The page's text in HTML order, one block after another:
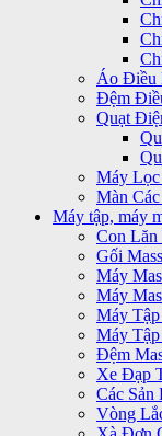
Áo Điều
Đệm
Quạt
Máy
Màn
Máy tập, máy
Con Lăn
Gối
Máy
Máy
Máy
Máy
Đệm
Xe Đạp
Các Sản
Vòng